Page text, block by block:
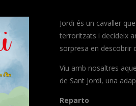
Jordi és un cavaller
terroritzats i decideix
sorpresa en descobrir
Viu amb nosaltres
de SantJordi, una
Reparto